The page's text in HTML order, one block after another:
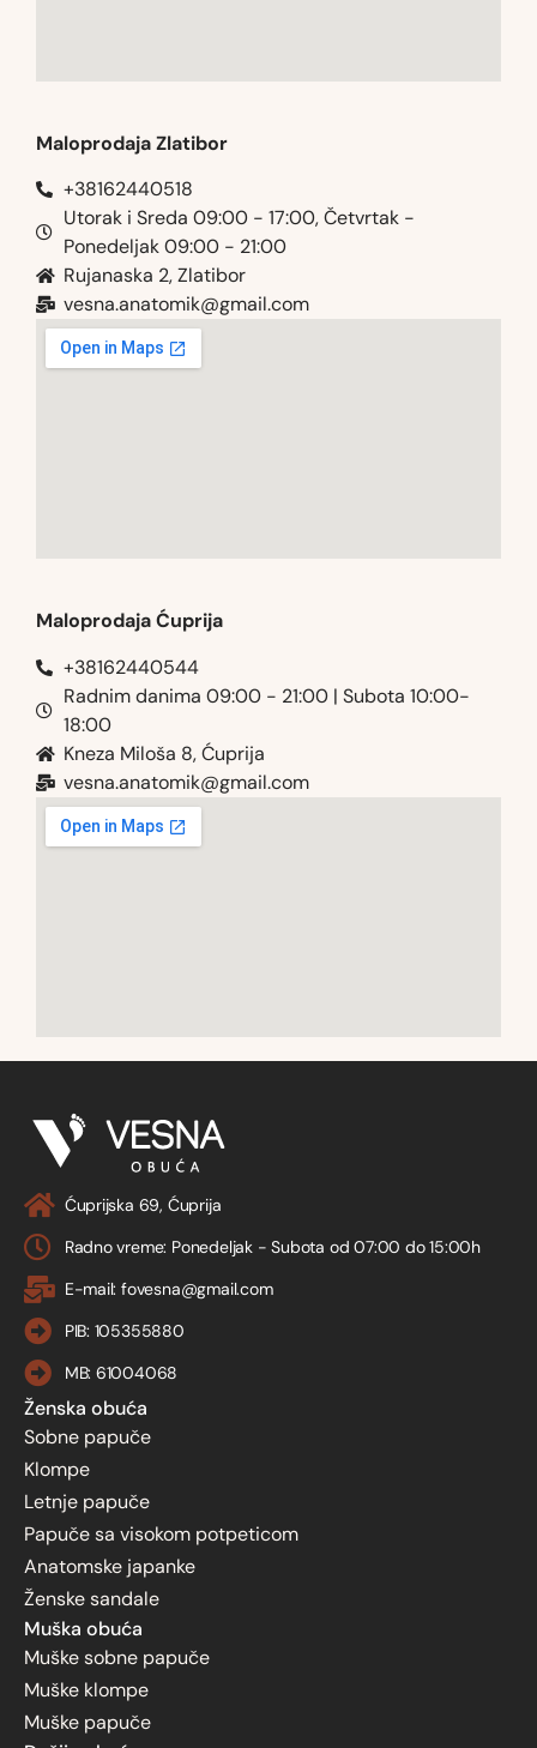
Maloprodaja Zlatibor
+38162440518
Utorak i Sreda 09:00 - 17:00, Četvrtak -
Ponedeljak 09:00 - 21:00
Rujanaska 2, Zlatibor
vesna.anatomik@gmail.com​
Maloprodaja Ćuprija
+38162440544
Radnim danima 09:00 - 21:00 | Subota 10:00-
18:00
Kneza Miloša 8, Ćuprija
vesna.anatomik@gmail.com​
Ćuprijska 69, Ćuprija
Radno vreme: Ponedeljak - Subota od 07:00 do 15:00h
E-mail: fovesna@gmail.com
PIB: 105355880
MB: 61004068
Ženska obuća
Sobne papuče
Klompe
Letnje papuče
Papuče sa visokom potpeticom
Anatomske japanke
Ženske sandale
Muška obuća
Muške sobne papuče
Muške klompe
Muške papuče